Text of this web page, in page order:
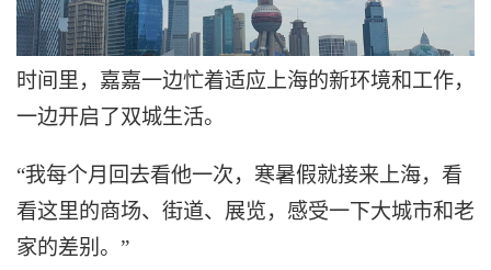
时间里，嘉嘉一边忙着适应上海的新环境和工作，
一边开启了双城生活。
“我每个月回去看他一次，寒暑假就接来上海，看
看这里的商场、街道、展览，感受一下大城市和老
家的差别。”